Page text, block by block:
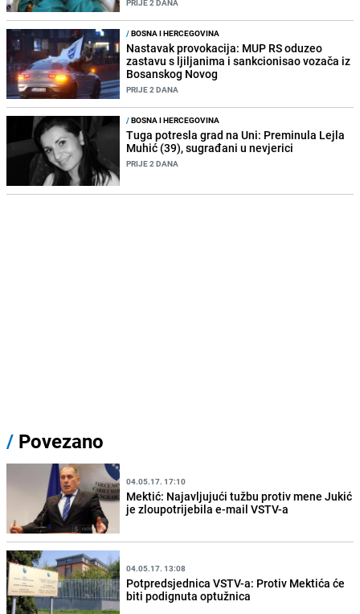
/BOSNA I HERCEGOVINA
Nastavak provokacija: MUP RS oduzeo
zastavu s ljiljanima i sankcionisao vozača iz
Bosanskog Novog
PRIJE 2 DANA
/BOSNA I HERCEGOVINA
Tuga potresla grad na Uni: Preminula Lejla
Muhić (39), sugrađani u nevjerici
PRIJE 2 DANA
/ Povezano
04.05.17. 17:10
Mektić: Najavljujući tužbu protiv mene Jukić
je zloupotrijebila e-mail VSTV-a
04.05.17. 13:08
Potpredsjednica VSTV-a: Protiv Mektića će
biti podignuta optužnica